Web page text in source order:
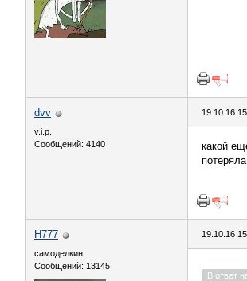
dvv
v.i.p.
Сообщений: 4140
19.10.16
какой
H777
самоделкин
Сообщений: 13145
19.10.16
В ответ